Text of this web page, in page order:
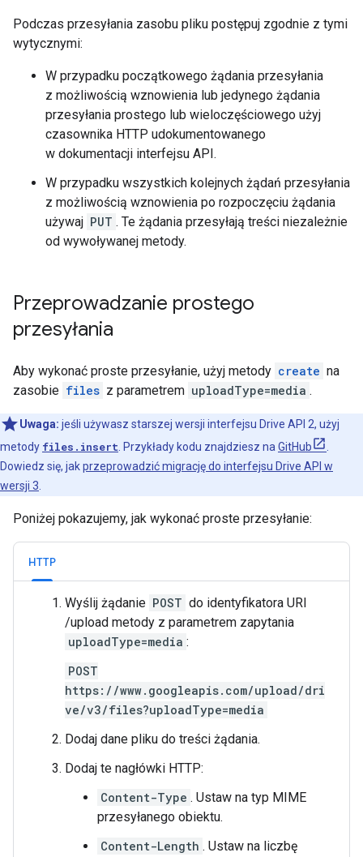
Podczas przesyłania zasobu pliku postępuj zgodnie z tymi
wytycznymi:
W przypadku początkowego żądania przesyłania
z możliwością wznowienia lub jedynego żądania
przesyłania prostego lub wieloczęściowego użyj
czasownika HTTP udokumentowanego
w dokumentacji interfejsu API.
W przypadku wszystkich kolejnych żądań przesyłania
z możliwością wznowienia po rozpoczęciu żądania
używaj PUT . Te żądania przesyłają treści niezależnie
od wywoływanej metody.
Przeprowadzanie prostego
przesyłania
Aby wykonać proste przesyłanie, użyj metody create na
zasobie files z parametrem uploadType=media .
Uwaga: jeśli używasz starszej wersji interfejsu Drive API 2, użyj
metody files.insert . Przykłady kodu znajdziesz na GitHub
Dowiedz się, jakprzeprowadzić migrację do interfejsu Drive API w
wersji 3
Poniżej pokazujemy, jak wykonać proste przesyłanie:
HTTP
Wyślij żądanie POST do identyfikatora URI
/upload metody z parametrem zapytania
uploadType=media :
POST
https://www.googleapis.com/upload/dri
ve/v3/files?uploadType=media
Dodaj dane pliku do treści żądania.
Dodaj te nagłówki HTTP:
Content-Type . Ustaw na typ MIME
przesyłanego obiektu.
Content-Length . Ustaw na liczbę